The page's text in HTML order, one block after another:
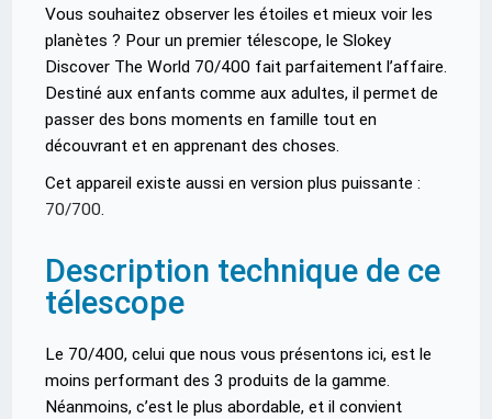
Vous souhaitez observer les étoiles et mieux voir les
planètes ? Pour un premier télescope, le Slokey
Discover The World 70/400 fait parfaitement l’affaire.
Destiné aux enfants comme aux adultes, il permet de
passer des bons moments en famille tout en
découvrant et en apprenant des choses.
Cet appareil existe aussi en version plus puissante :
70/700.
Description technique de ce
télescope
Le 70/400, celui que nous vous présentons ici, est le
moins performant des 3 produits de la gamme.
Néanmoins, c’est le plus abordable, et il convient